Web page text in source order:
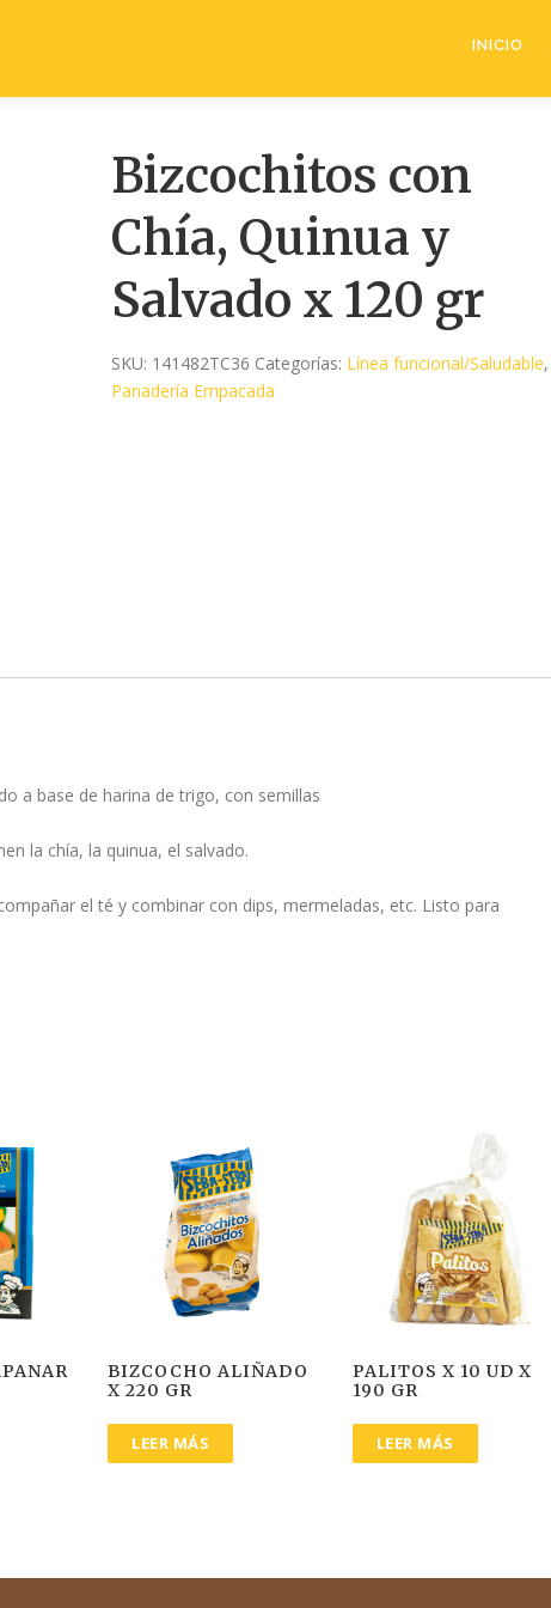
INICIO
Bizcochitos con
Chía, Quinua y
Salvado x 120 gr
SKU: 141482TC36 Categorías: Línea funcional/Saludable,
Panadería Empacada
a base de harina de trigo, con semillas
la chía, la quinua, el salvado.
el té y combinar con dips, mermeladas, etc. Listo para
BIZCOCHO ALIÑADO
X 220 GR
LEER MÁS
PALITOS X 10 UD X
190 GR
LEER MÁS